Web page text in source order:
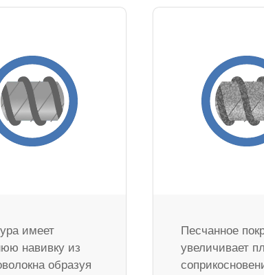
имеет
навивку из
образуя
Песчанное
увеличивает